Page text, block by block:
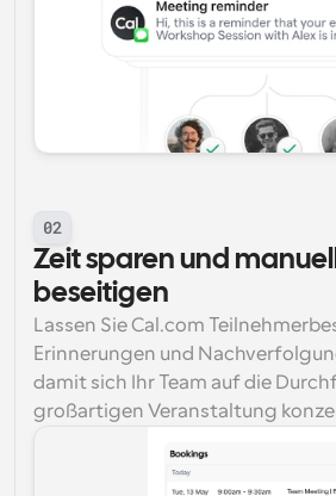
02
Zeit sparen und
beseitigen
Lassen Sie Cal.com
Erinnerungen und
damit sich Ihr Team auf die
großartigen Veranstaltung